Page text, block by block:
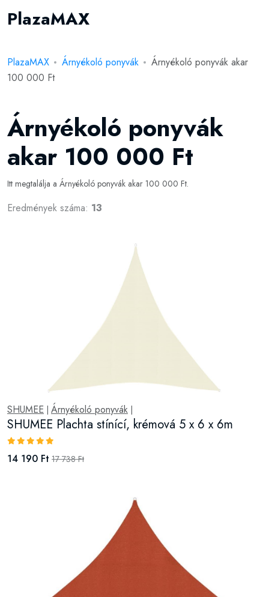
PlazaMAX
PlazaMAX Árnyékoló ponyvák
Árnyékoló ponyvák akar
100 000 Ft
Árnyékoló ponyvák
akar 100 000 Ft
Itt megtalálja a Árnyékoló ponyvák akar 100 000 Ft.
Eredmények száma: 13
SHUMEE Árnyékoló ponyvák
SHUMEE Plachta stínící, krémová 5 x 6 x 6m
14 190 Ft 17 738 Ft